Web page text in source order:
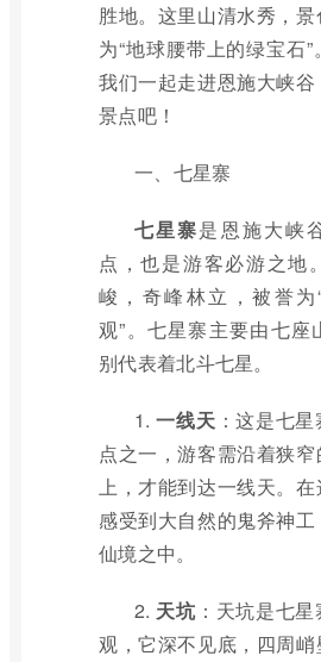
胜地。这里山清水秀，
为“地球腰带上的绿宝石
我们一起走进恩施大峡
景点吧！
一、七星寨
七星寨是恩施大峡
点，也是游客必游之地
峻，奇峰林立，被誉
观”。七星寨主要由七座
别代表着北斗七星。
1.一线天 ：这是七
点之一，游客需沿着狭
上，才能到达一线天。
感受到大自然的鬼斧神
仙境之中。
2. 天坑：天坑是七
观，它深不见底，四周峭